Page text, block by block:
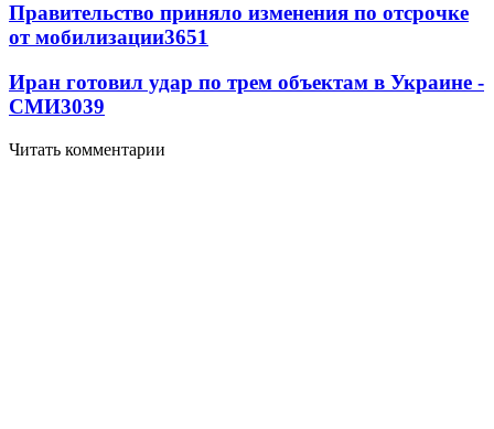
Правительство приняло изменения по отсрочке
от мобилизации3651
Иран готовил удар по трем объектам в Украине -
СМИ3039
Читать комментарии